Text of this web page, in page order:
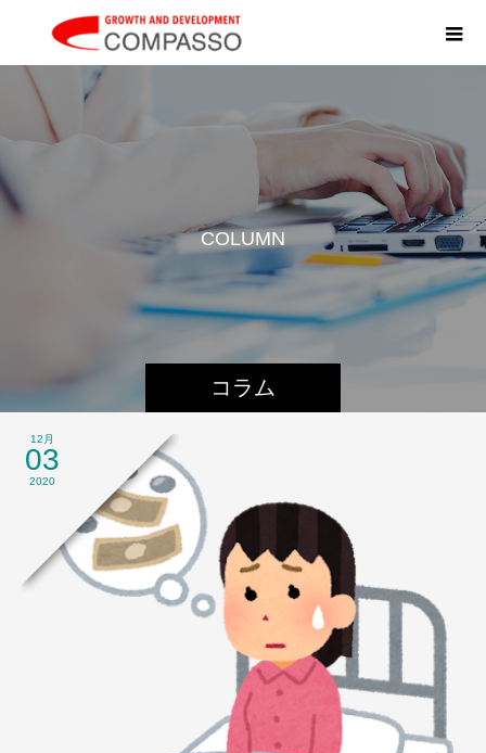
コラム
COLUMN
12月
03
2020